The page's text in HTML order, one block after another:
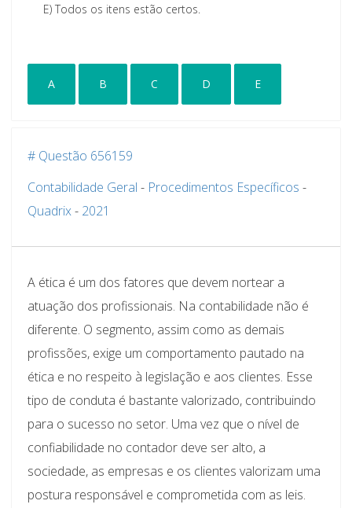
E) Todos os itens estão certos.
A B C D E
# Questão 656159
Contabilidade Geral - Procedimentos Específicos -
Quadrix- 2021
A ética é um dos fatores que devem nortear a
atuação dos profissionais. Na contabilidade não é
diferente. O segmento, assim como as demais
profissões, exige um comportamento pautado na
ética e no respeito à legislação e aos clientes. Esse
tipo de conduta é bastante valorizado, contribuindo
para o sucesso no setor. Uma vez que o nível de
confiabilidade no contador deve ser alto, a
sociedade, as empresas e os clientes valorizam uma
postura responsável e comprometida com as leis.